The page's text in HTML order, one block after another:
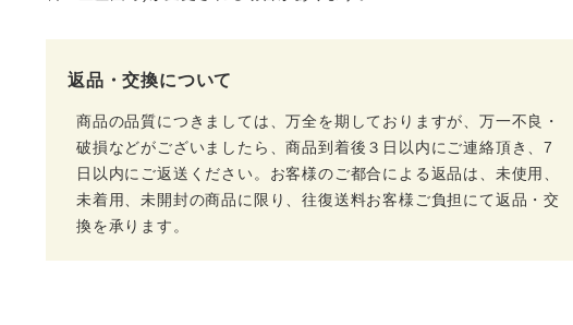
返品・交換について
商品の品質につきましては、万全を期しておりますが、万一不良・
破損などがございましたら、商品到着後３日以内にご連絡頂き、7
日以内にご返送ください。お客様のご都合による返品は、未使用、
未着用、未開封の商品に限り、往復送料お客様ご負担にて返品・交
換を承ります。